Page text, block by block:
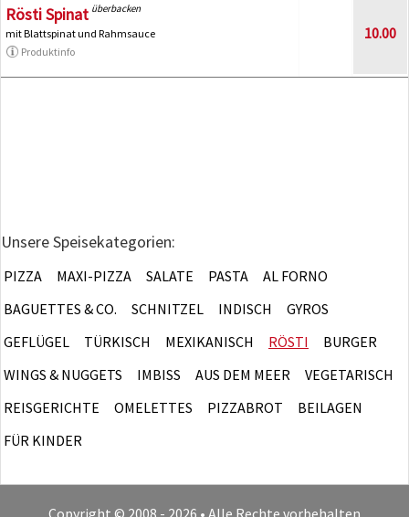
Rösti Spinat überbacken
mit Blattspinat und Rahmsauce
Produktinfo
10.00
Unsere Speisekategorien:
PIZZA MAXI-PIZZA SALATE PASTA
AL FORNO
BAGUETTES & CO.
SCHNITZEL INDISCH
GYROS
GEFLÜGEL
TÜRKISCH MEXIKANISCH RÖSTI
BURGER
WINGS & NUGGETS
IMBISS AUS DEM MEER
VEGETARISCH
REISGERICHTE
OMELETTES PIZZABROT
BEILAGEN
FÜR KINDER
Copyright © 2008 - 2026 • Alle Rechte vorbehalten